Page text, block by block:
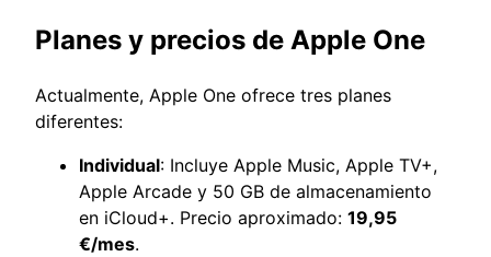
Planes y precios de Apple One
Actualmente, Apple One ofrece tres planes
diferentes:
Individual: Incluye Apple Music, Apple TV+,
Apple Arcade y 50 GB de almacenamiento
en iCloud+. Precio aproximado: 19,95
€/mes.